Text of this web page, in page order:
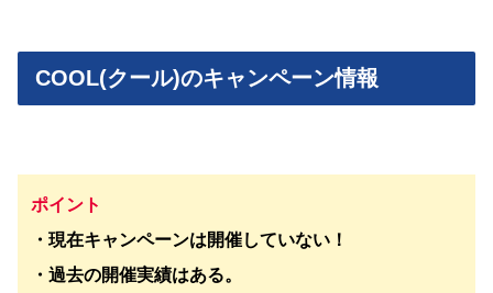
COOL(クール)のキャンペーン情報
ポイント
・現在キャンペーンは開催していない！
・過去の開催実績はある。